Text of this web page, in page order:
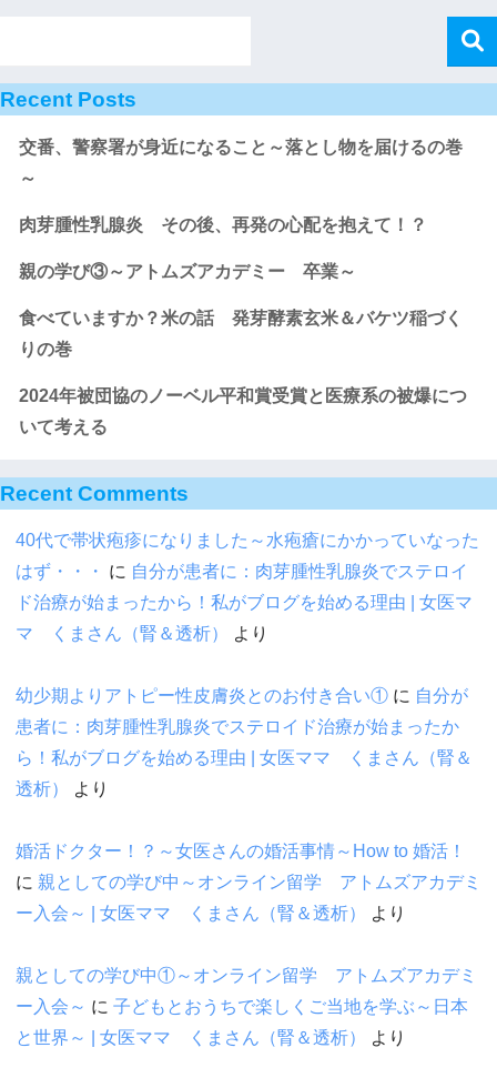
Recent Posts
交番、警察署が身近になること～落とし物を届けるの巻
～
肉芽腫性乳腺炎 その後、再発の心配を抱えて！？
親の学び③～アトムズアカデミー 卒業～
食べていますか？米の話 発芽酵素玄米＆バケツ稲づく
りの巻
2024年被団協のノーベル平和賞受賞と医療系の被爆につ
いて考える
Recent Comments
40代で帯状疱疹になりました～水疱瘡にかかっていなった
はず・・・
に 自分が患者に：肉芽腫性乳腺炎でステロイ
ド治療が始まったから！私がブログを始める理由 | 女医マ
マ くまさん（腎＆透析）
より
幼少期よりアトピー性皮膚炎とのお付き合い① に 自分が
患者に：肉芽腫性乳腺炎でステロイド治療が始まったか
ら！私がブログを始める理由 | 女医ママ くまさん（腎＆
透析）
より
婚活ドクター！？～女医さんの婚活事情～How to 婚活！
に 親としての学び中～オンライン留学 アトムズアカデミ
ー入会～ | 女医ママ くまさん（腎＆透析）
より
親としての学び中①～オンライン留学 アトムズアカデミ
ー入会～ に 子どもとおうちで楽しくご当地を学ぶ～日本
と世界～ | 女医ママ くまさん（腎＆透析）
より